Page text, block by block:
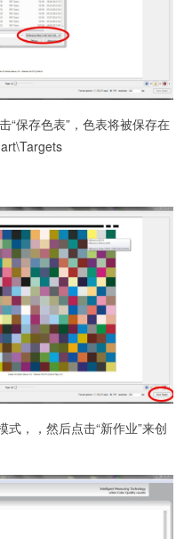
“保存色表”，色表将被保存在
，，然后点击“新作业”来创